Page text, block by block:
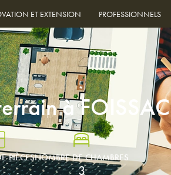
ET EXTENSION PROFESSIONNELS
à FOISSAC
PIÈCESNOMBRE DE CHAMBRES
3